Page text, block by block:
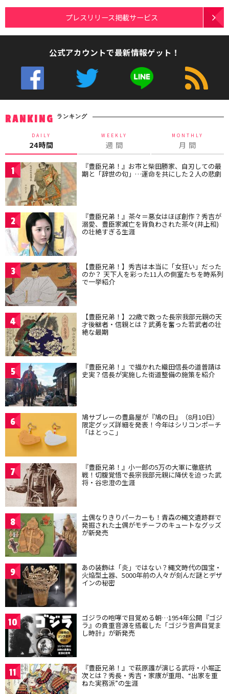
プレスリリース掲載サービス
公式アカウントで最新情報ゲット！
RANKING ランキング
DAILY
24時間
WEEKLY
週 間
MONTHLY
月 間
1 『豊臣兄弟！』お市と柴田勝家、自刃しての最
期と「辞世の句」…運命を共にした２人の悲劇
2 『豊臣兄弟！』茶々＝悪女はほぼ創作？秀吉が
溺愛、豊臣家滅亡を背負わされた茶々(井上和)
の壮絶すぎる生涯
3 【豊臣兄弟！】秀吉は本当に「女狂い」だった
のか？ 天下人を彩った11人の側室たちを時系列
で一挙紹介
4 【豊臣兄弟！】22歳で散った長宗我部元親の天
才後継者・信親とは？武勇を奮った若武者の壮
絶な最期
5 『豊臣兄弟！』で描かれた織田信長の道普請は
史実？信長が実施した街道整備の施策を紹介
6 鳩サブレーの豊島屋が『鳩の日』（8月10日）
限定グッズ詳細を発表！今年はシリコンポーチ
「はとっこ」
7 『豊臣兄弟！』小一郎の5万の大軍に徹底抗
戦！切腹覚悟で長宗我部元親に降伏を迫った武
将・谷忠澄の生涯
8 土偶なりきりパーカーも！青森の縄文遺跡群で
発掘された土偶がモチーフのキュートなグッズ
が新発売
9 あの装飾は「炎」ではない？縄文時代の国宝・
火焔型土器、5000年前の人々が刻んだ謎とデザ
インの秘密
10 ゴジラの咆哮で目覚める朝…1954年公開『ゴジ
ラ』の貴重音源を搭載した「ゴジラ音声目覚ま
し時計」が新発売
11 『豊臣兄弟！』で萩原護が演じる武将・小堀正
次とは？秀長・秀吉・家康が重用、“出家を重
ねた実務派”の生涯